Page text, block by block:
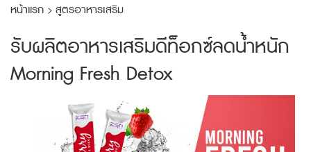
หน้าแรก > สูตรอาหารเสริม
รับผลิตอาหารเสริมดีท็อกซ์ลดน้ำหนัก
Morning Fresh Detox